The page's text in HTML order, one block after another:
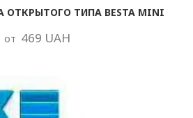
ТИПА BESTA MINI
от 469 UAH